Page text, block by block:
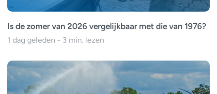
Is de zomer van 2026 vergelijkbaar met die van 1976?
1 dag geleden - 3 min. lezen